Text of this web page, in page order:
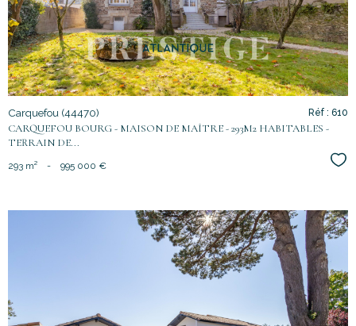
Carquefou (44470)
CARQUEFOU BOURG - MAISON DE MAÎTRE - 293M2 HABITABLES -
TERRAIN DE...
Réf : 610
293 m² - 995 000 €
voir le